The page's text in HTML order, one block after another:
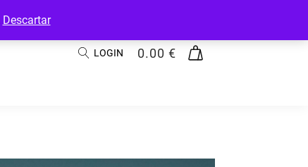
Descartar
LOGIN 0.00 €